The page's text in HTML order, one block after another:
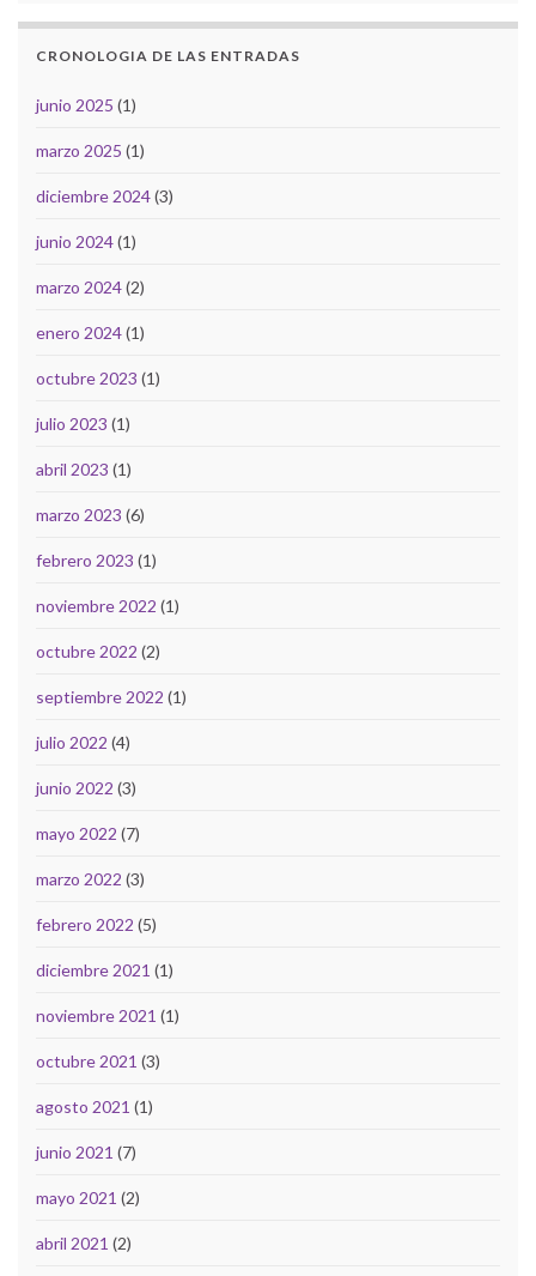
CRONOLOGIA DE LAS ENTRADAS
junio 2025 (1)
marzo 2025 (1)
diciembre 2024(3)
junio 2024(1)
marzo 2024(2)
enero 2024(1)
octubre 2023 (1)
julio 2023 (1)
abril 2023 (1)
marzo 2023 (6)
febrero 2023 (1)
noviembre 2022 (1)
octubre 2022 (2)
septiembre 2022 (1)
julio 2022 (4)
junio 2022 (3)
mayo 2022 (7)
marzo 2022 (3)
febrero 2022 (5)
diciembre 2021 (1)
noviembre 2021 (1)
octubre 2021 (3)
agosto 2021 (1)
junio 2021 (7)
mayo 2021 (2)
abril 2021 (2)